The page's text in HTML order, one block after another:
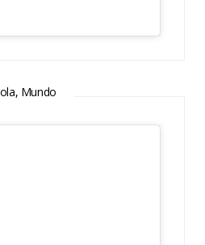
Mundo